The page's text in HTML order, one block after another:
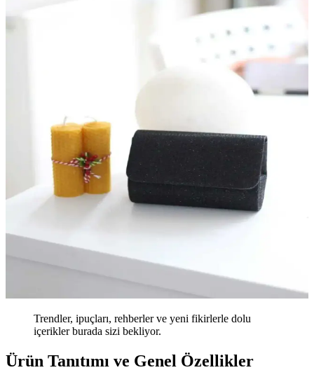
Trendler, ipuçları, rehberler ve yeni fikirlerle dolu
içerikler burada sizi bekliyor.
Ürün Tanıtımı ve Genel Özellikler